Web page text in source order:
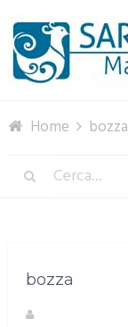
Home bozza
bozza